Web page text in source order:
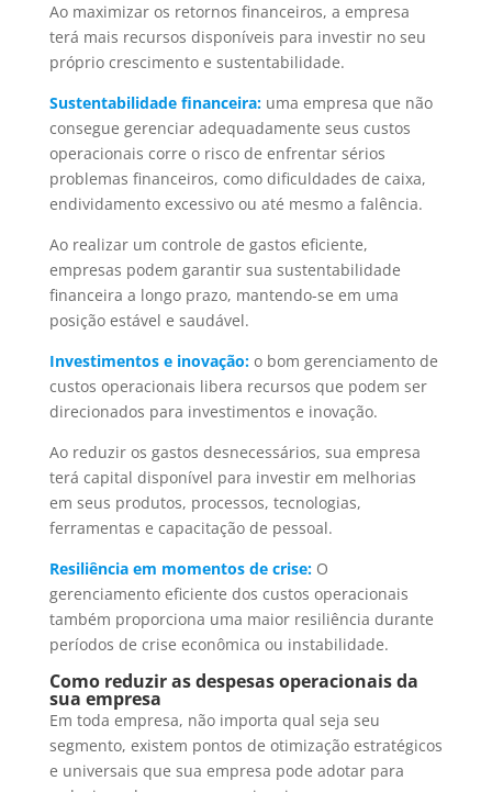
Ao maximizar os retornos financeiros, a empresa
terá mais recursos disponíveis para investir no seu
próprio crescimento e sustentabilidade.
Sustentabilidade financeira: uma empresa que não
consegue gerenciar adequadamente seus custos
operacionais corre o risco de enfrentar sérios
problemas financeiros, como dificuldades de caixa,
endividamento excessivo ou até mesmo a falência.
Ao realizar um controle de gastos eficiente,
empresas podem garantir sua sustentabilidade
financeira a longo prazo, mantendo-se em uma
posição estável e saudável.
Investimentos e inovação: o bom gerenciamento de
custos operacionais libera recursos que podem ser
direcionados para investimentos e inovação.
Ao reduzir os gastos desnecessários, sua empresa
terá capital disponível para investir em melhorias
em seus produtos, processos, tecnologias,
ferramentas e capacitação de pessoal.
Resiliência em momentos de crise:O
gerenciamento eficiente dos custos operacionais
também proporciona uma maior resiliência durante
períodos de crise econômica ou instabilidade.
Como reduzir as despesas operacionais da
sua empresa
Em toda empresa, não importa qual seja seu
segmento, existem pontos de otimização estratégicos
e universais que sua empresa pode adotar para